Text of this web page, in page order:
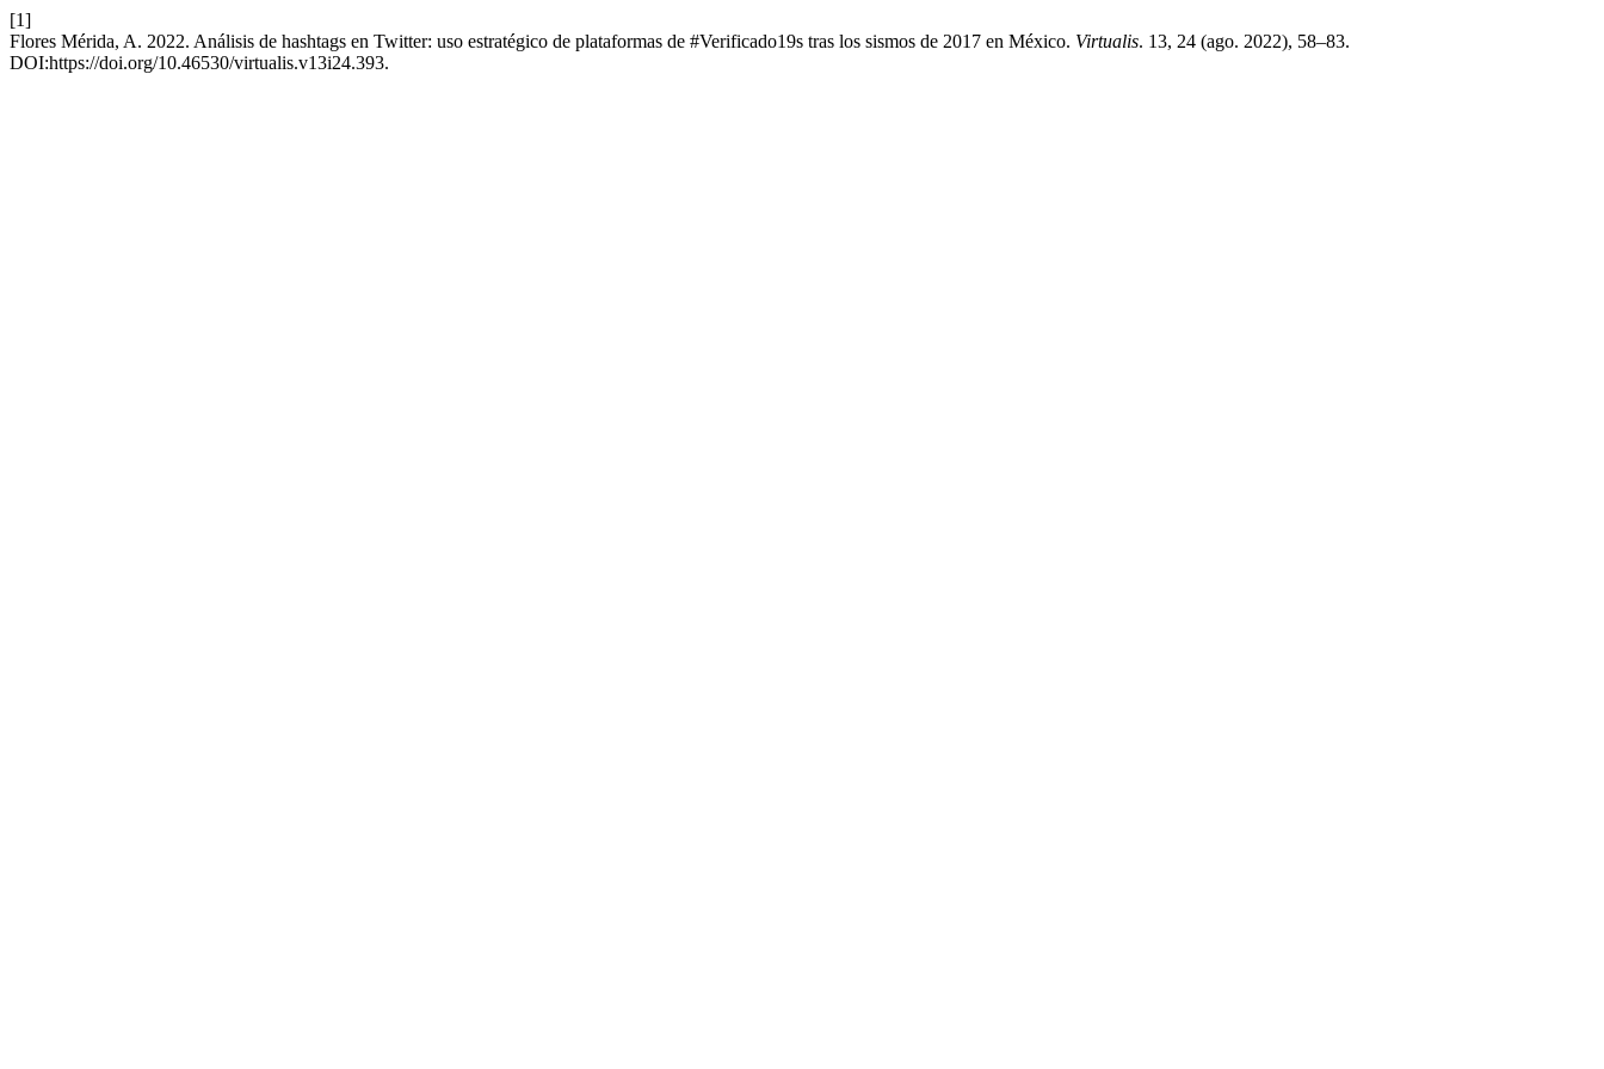
[1]
Flores Mérida, A. 2022. Análisis de hashtags en Twitter: uso estratégico de plataformas de #Verificado19s tras los sismos de 2017 en México. Virtualis. 13, 24 (ago. 2022), 58–83.
DOI:https://doi.org/10.46530/virtualis.v13i24.393.